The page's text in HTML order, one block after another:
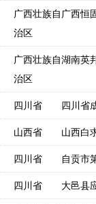
广西壮族自
治区
广西壮族自
治区
四川省 四川省
山西省
四川省 自贡市
四川省 大邑县